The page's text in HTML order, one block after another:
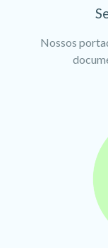
Nossos